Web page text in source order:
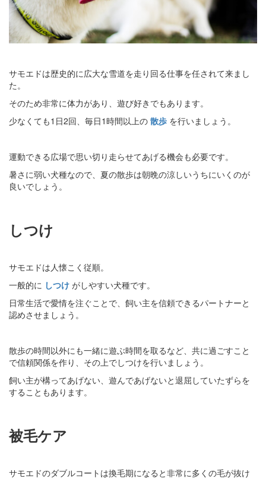
サモエドは歴史的に広大な雪道を走り回る仕事を任されて来まし
た。
そのため非常に体力があり、遊び好きでもあります。
少なくても1日2回、毎日1時間以上の 散歩 を行いましょう。
運動できる広場で思い切り走らせてあげる機会も必要です。
暑さに弱い犬種なので、夏の散歩は朝晩の涼しいうちにいくのが
良いでしょう。
しつけ
サモエドは人懐こく従順。
一般的に しつけ がしやすい犬種です。
日常生活で愛情を注ぐことで、飼い主を信頼できるパートナーと
認めさせましょう。
散歩の時間以外にも一緒に遊ぶ時間を取るなど、共に過ごすこと
で信頼関係を作り、その上でしつけを行いましょう。
飼い主が構ってあげない、遊んであげないと退屈していたずらを
することもあります。
被毛ケア
サモエドのダブルコートは換毛期になると非常に多くの毛が抜け